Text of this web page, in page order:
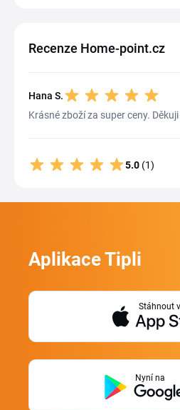
Recenze Home-point.cz
Hana S.
Krásné zboží za super ceny.
5.0 (1)
Aplikace Tipli
Stáhnout v
Nyní na